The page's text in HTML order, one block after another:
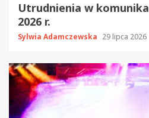
Utrudnienia w
2026 r.
Sylwia Adamczewska 29 lipca 2026